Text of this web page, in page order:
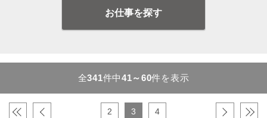
お仕事を探す
全341件中41～60件を表示
« ‹ 2 3 4 › »